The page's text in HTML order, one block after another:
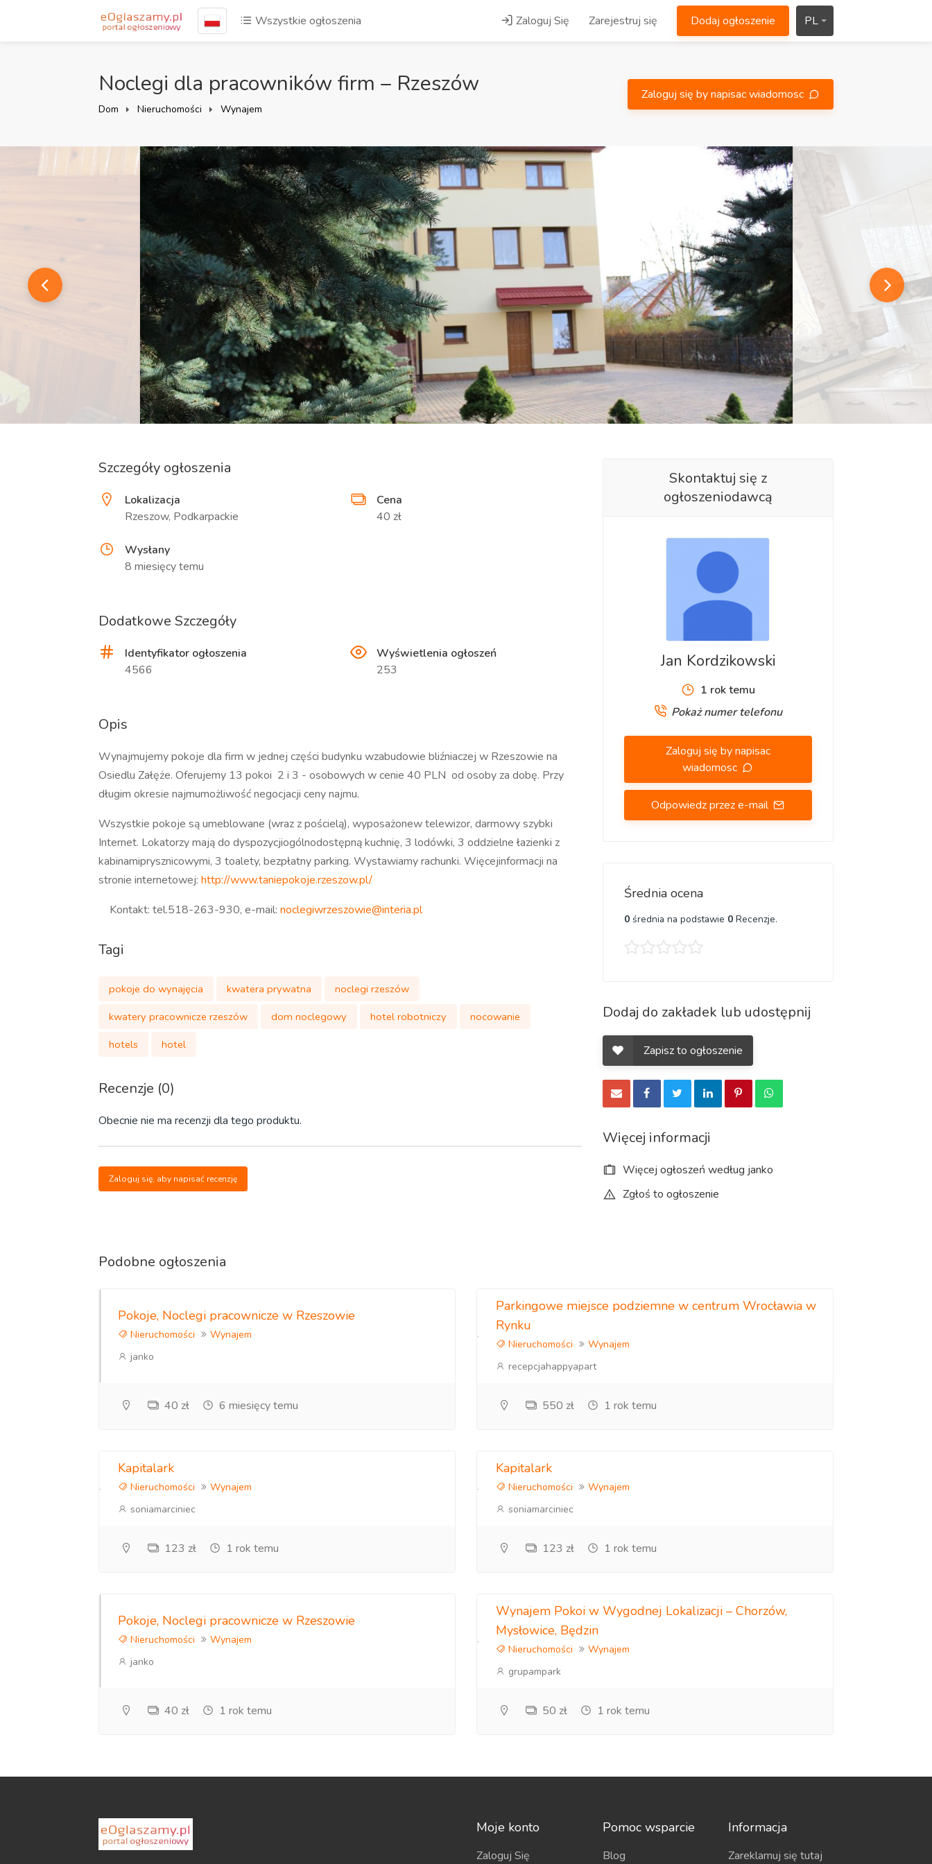
Wszystkie ogłoszenia Zaloguj Się Zarejestruj się Dodaj ogłoszenie PL
Noclegi dla pracowników firm – Rzeszów
Dom Nieruchomości Wynajem
Zaloguj się by napisac wiadomosc
Szczegóły ogłoszenia
Lokalizacja
Rzeszow, Podkarpackie
Cena
40 zł
Wysłany
8 miesięcy temu
Dodatkowe Szczegóły
Identyfikator ogłoszenia
4566
Wyświetlenia ogłoszeń
253
Opis
Wynajmujemy pokoje dla firm w jednej części budynku wzabudowie bliźniaczej w Rzeszowie na
Osiedlu Załęże. Oferujemy 13 pokoi 2 i 3 - osobowych w cenie 40 PLN od osoby za dobę. Przy
długim okresie najmumożliwość negocjacji ceny najmu.
Wszystkie pokoje są umeblowane (wraz z pościelą), wyposażonew telewizor, darmowy szybki
Internet. Lokatorzy mają do dyspozycjiogólnodostępną kuchnię, 3 lodówki, 3 oddzielne łazienki z
kabinamiprysznicowymi, 3 toalety, bezpłatny parking. Wystawiamy rachunki. Więcejinformacji na
stronie internetowej: http://www.taniepokoje.rzeszow.pl/
Kontakt: tel.518-263-930, e-mail: noclegiwrzeszowie@interia.pl
Tagi
pokoje do wynajęcia kwatera prywatna
noclegi rzeszów
kwatery pracownicze rzeszów
dom noclegowy hotel robotniczy
nocowanie
hotels
hotel
Recenzje (0)
Obecnie nie ma recenzji dla tego produktu.
Zaloguj się, aby napisać recenzję
Skontaktuj się z
ogłoszeniodawcą
Jan Kordzikowski
1 rok temu
Pokaż numer telefonu
Zaloguj się by napisac
wiadomosc
Odpowiedz przez e-mail
Średnia ocena
0średnia na podstawie 0Recenzje.
Dodaj do zakładek lub udostępnij
Zapisz to ogłoszenie
Więcej informacji
Więcej ogłoszeń według janko
Zgłoś to ogłoszenie
Podobne ogłoszenia
Pokoje, Noclegi pracownicze w Rzeszowie
Nieruchomości
Wynajem
janko
40 zł 6 miesięcy temu
Parkingowe miejsce podziemne w centrum Wrocławia w
Rynku
Nieruchomości
Wynajem
recepcjahappyapart
550 zł 1 rok temu
Kapitalark
Nieruchomości
Wynajem
soniamarciniec
123 zł 1 rok temu
Kapitalark
Nieruchomości
Wynajem
soniamarciniec
123 zł 1 rok temu
Pokoje, Noclegi pracownicze w Rzeszowie
Nieruchomości
Wynajem
janko
40 zł 1 rok temu
Wynajem Pokoi w Wygodnej Lokalizacji – Chorzów,
Mysłowice, Będzin
Nieruchomości
Wynajem
grupampark
50 zł 1 rok temu
Moje konto
Zaloguj Się
Pomoc wsparcie
Blog
Informacja
Zareklamuj się tutaj